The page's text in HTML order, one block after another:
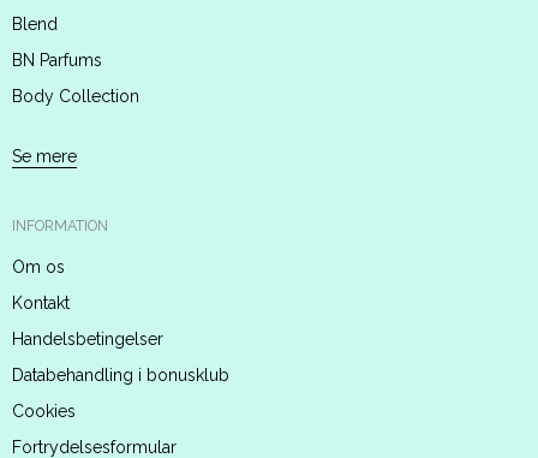
Blend
BN Parfums
Body Collection
Se mere
INFORMATION
Om os
Kontakt
Handelsbetingelser
Databehandling i bonusklub
Cookies
Fortrydelsesformular